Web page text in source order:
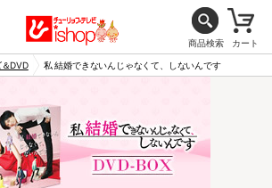
商品検索 カート
DVD 私 結婚できないんじゃなくて、しないんです